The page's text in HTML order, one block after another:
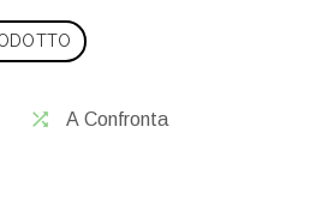
A Confronta